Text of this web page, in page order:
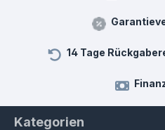
14 Tage
Kategorien